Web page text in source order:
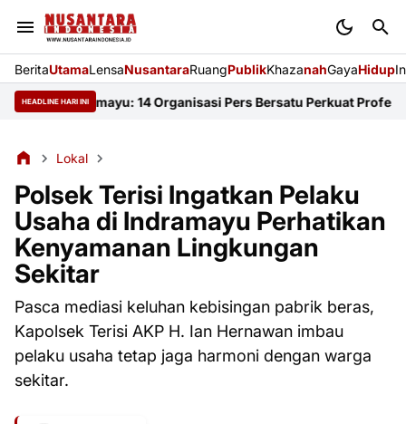
BeritaUtamaLensaNusantaraRuangPublikKhazanahGayaHidup
HEADLINE HARI INI
Indramayu: 14 Organisasi Pers Bersatu Perkuat
Lokal
Polsek Terisi Ingatkan Pelaku
Usaha di Indramayu Perhatikan
Kenyamanan Lingkungan
Sekitar
Pasca mediasi keluhan kebisingan pabrik beras,
Kapolsek Terisi AKP H. Ian Hernawan imbau
pelaku usaha tetap jaga harmoni dengan warga
sekitar.